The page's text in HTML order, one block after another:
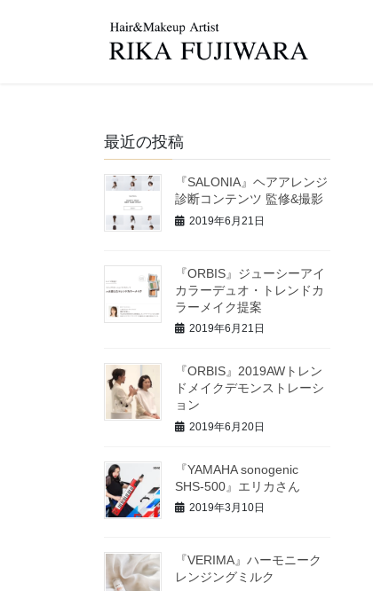
最近の投稿
『SALONIA』ヘアアレンジ
診断コンテンツ 監修&撮影
2019年6月21日
『ORBIS』ジューシーアイ
カラーデュオ・トレンドカ
ラーメイク提案
2019年6月21日
『ORBIS』2019AWトレン
ドメイクデモンストレーシ
ョン
2019年6月20日
『YAMAHA sonogenic
SHS-500』エリカさん
2019年3月10日
『VERIMA』ハーモニーク
レンジングミルク